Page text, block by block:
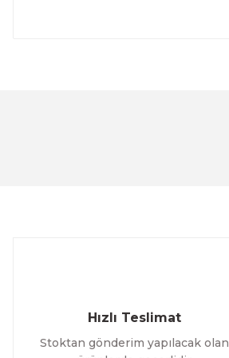
Hızlı Teslimat
Stoktan gönderim yapılacak olan